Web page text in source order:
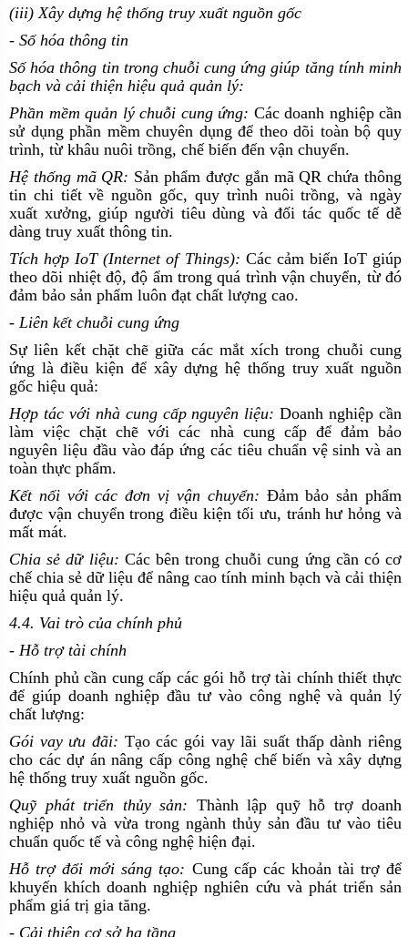
(iii) Xây dựng hệ thống truy xuất nguồn gốc
- Số hóa thông tin
Số hóa thông tin trong chuỗi cung ứng giúp tăng tính minh
bạch và cải thiện hiệu quả quản lý:
Phần mềm quản lý chuỗi cung ứng: Các doanh nghiệp cần
sử dụng phần mềm chuyên dụng để theo dõi toàn bộ quy
trình, từ khâu nuôi trồng, chế biến đến vận chuyển.
Hệ thống mã QR: Sản phẩm được gắn mã QR chứa thông
tin chi tiết về nguồn gốc, quy trình nuôi trồng, và ngày
xuất xưởng, giúp người tiêu dùng và đối tác quốc tế dễ
dàng truy xuất thông tin.
Tích hợp IoT (Internet of Things): Các cảm biến IoT giúp
theo dõi nhiệt độ, độ ẩm trong quá trình vận chuyển, từ đó
đảm bảo sản phẩm luôn đạt chất lượng cao.
- Liên kết chuỗi cung ứng
Sự liên kết chặt chẽ giữa các mắt xích trong chuỗi cung
ứng là điều kiện để xây dựng hệ thống truy xuất nguồn
gốc hiệu quả:
Hợp tác với nhà cung cấp nguyên liệu: Doanh nghiệp cần
làm việc chặt chẽ với các nhà cung cấp để đảm bảo
nguyên liệu đầu vào đáp ứng các tiêu chuẩn vệ sinh và an
toàn thực phẩm.
Kết nối với các đơn vị vận chuyển: Đảm bảo sản phẩm
được vận chuyển trong điều kiện tối ưu, tránh hư hỏng và
mất mát.
Chia sẻ dữ liệu: Các bên trong chuỗi cung ứng cần có cơ
chế chia sẻ dữ liệu để nâng cao tính minh bạch và cải thiện
hiệu quả quản lý.
4.4. Vai trò của chính phủ
- Hỗ trợ tài chính
Chính phủ cần cung cấp các gói hỗ trợ tài chính thiết thực
để giúp doanh nghiệp đầu tư vào công nghệ và quản lý
chất lượng:
Gói vay ưu đãi: Tạo các gói vay lãi suất thấp dành riêng
cho các dự án nâng cấp công nghệ chế biến và xây dựng
hệ thống truy xuất nguồn gốc.
Quỹ phát triển thủy sản: Thành lập quỹ hỗ trợ doanh
nghiệp nhỏ và vừa trong ngành thủy sản đầu tư vào tiêu
chuẩn quốc tế và công nghệ hiện đại.
Hỗ trợ đổi mới sáng tạo: Cung cấp các khoản tài trợ để
khuyến khích doanh nghiệp nghiên cứu và phát triển sản
phẩm giá trị gia tăng.
- Cải thiện cơ sở hạ tầng